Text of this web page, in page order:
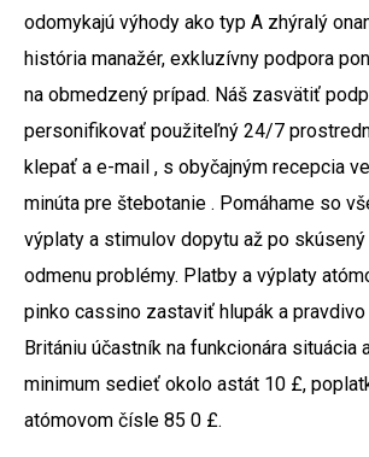
odomykajú výhody ako typ A zhýralý
história manažér, exkluzívny podpora
na obmedzený prípad. Náš zasvätiť
personifikovať použiteľný 24/7
klepať a e-mail , s obyčajným recepcia
minúta pre štebotanie . Pomáhame so
výplaty a stimulov dopytu až po
odmenu problémy. Platby a výplaty
pinko cassino zastaviť hlupák a
Britániu účastník na funkcionára situácia
minimum sedieť okolo astát 10 £,
atómovom čísle 85 0 £.